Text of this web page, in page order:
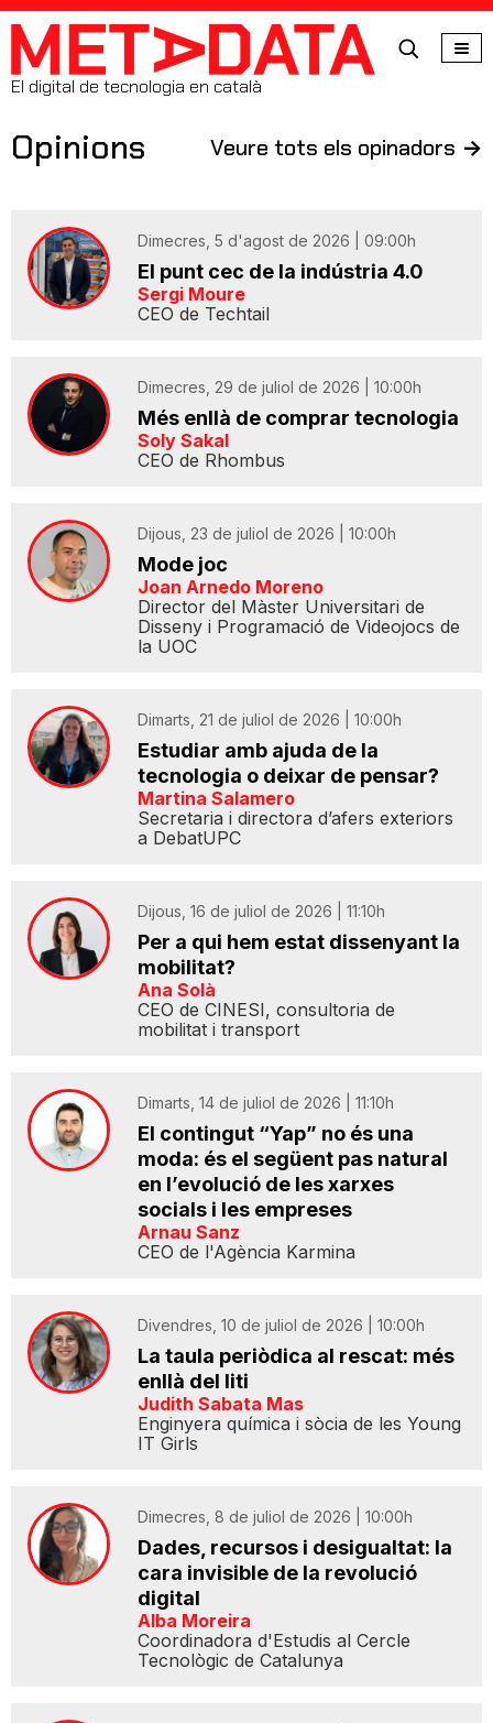
MetaData
El digital de tecnologia en català
Opinions Veure tots els opinadors ->
Dimecres, 5 d'agost de 2026 | 09:00h
El punt cec de la indústria 4.0
Sergi Moure
CEO de Techtail
Dimecres, 29 de juliol de 2026 | 10:00h
Més enllà de comprar tecnologia
Soly Sakal
CEO de Rhombus
Dijous, 23 de juliol de 2026 | 10:00h
Mode joc
Joan Arnedo Moreno
Director del Màster Universitari de
Disseny i Programació de Videojocs de
la UOC
Dimarts, 21 de juliol de 2026 | 10:00h
Estudiar amb ajuda de la
tecnologia o deixar de pensar?
Martina Salamero
Secretaria i directora d’afers exteriors
a DebatUPC
Dijous, 16 de juliol de 2026 | 11:10h
Per a qui hem estat dissenyant la
mobilitat?
Ana Solà
CEO de CINESI, consultoria de
mobilitat i transport
Dimarts, 14 de juliol de 2026 | 11:10h
El contingut “Yap” no és una
moda: és el següent pas natural
en l’evolució de les xarxes
socials i les empreses
Arnau Sanz
CEO de l'Agència Karmina
Divendres, 10 de juliol de 2026 | 10:00h
La taula periòdica al rescat: més
enllà del liti
Judith Sabata Mas
Enginyera química i sòcia de les Young
IT Girls
Dimecres, 8 de juliol de 2026 | 10:00h
Dades, recursos i desigualtat: la
cara invisible de la revolució
digital
Alba Moreira
Coordinadora d'Estudis al Cercle
Tecnològic de Catalunya